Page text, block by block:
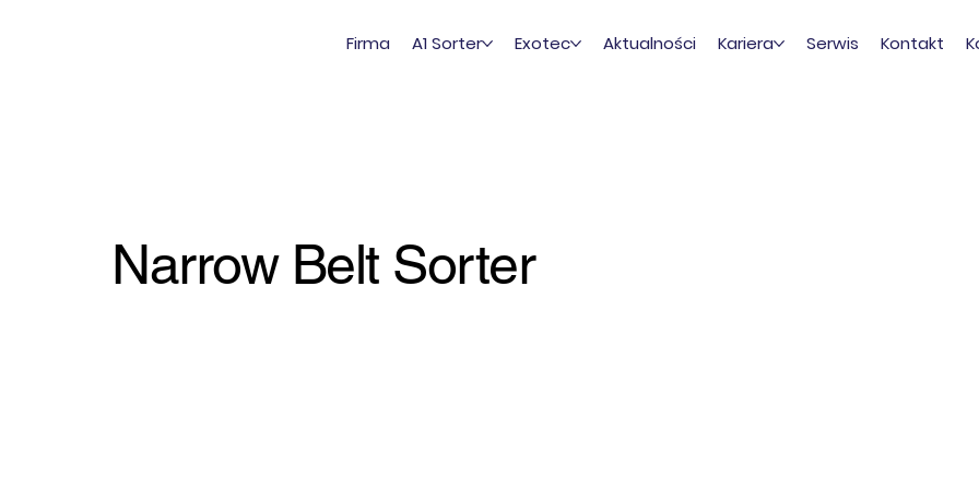
Firma A1 Sorter Exotec Aktualności Kariera Serwis Kontakt
Narrow Belt Sorter